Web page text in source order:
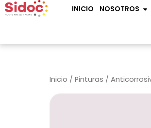
INICIO NOSOTROS
Inicio / Pinturas /